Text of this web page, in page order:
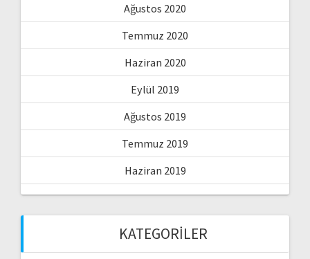
Ağustos 2020
Temmuz 2020
Haziran 2020
Eylül 2019
Ağustos 2019
Temmuz 2019
Haziran 2019
KATEGORILER